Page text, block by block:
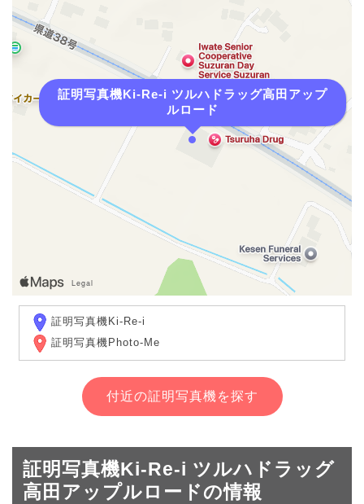
証明写真機Ki-Re-i ツルハドラッグ高田アップ
ルロード
証明写真機Ki-Re-i
証明写真機Photo-Me
付近の証明写真機を探す
証明写真機Ki-Re-i ツルハドラッグ
高田アップルロードの情報